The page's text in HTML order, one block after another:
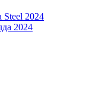
Steel 2024
2024